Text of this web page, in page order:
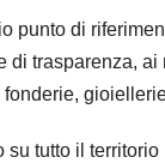
punto di
trasparenza,
tutto il